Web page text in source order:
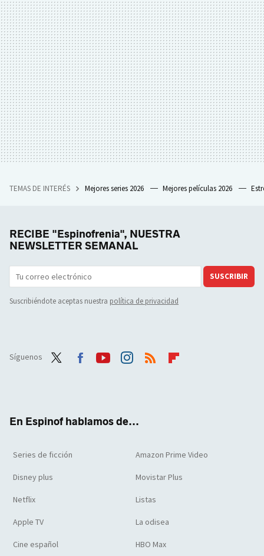
TEMAS DE INTERÉS Mejores series 2026 Mejores películas 2026
RECIBE "Espinofrenia", NUESTRA
NEWSLETTER SEMANAL
SUSCRIBIR
Suscribiéndote aceptas nuestra política de privacidad
Síguenos
En Espinof hablamos de...
Series de ficción Amazon Prime Video
Disney plus Movistar Plus
Netflix Listas
Apple TV La odisea
Cine español HBO Max